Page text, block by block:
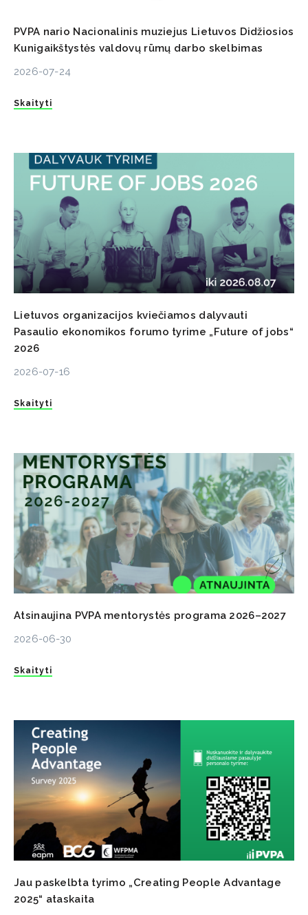
PVPA nario Nacionalinis muziejus Lietuvos Didžiosios
Kunigaikštystės valdovų rūmų darbo skelbimas
2026-07-24
Skaityti
Lietuvos organizacijos kviečiamos dalyvauti
Pasaulio ekonomikos forumo tyrime „Future of jobs“
2026
2026-07-16
Skaityti
Atsinaujina PVPA mentorystės programa 2026–2027
2026-06-30
Skaityti
Jau paskelbta tyrimo „Creating People Advantage
2025“ ataskaita